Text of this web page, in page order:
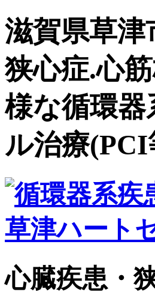
滋賀県草津
狭心症.心
様な循環
ル治療
心臓疾患・